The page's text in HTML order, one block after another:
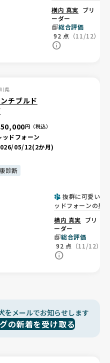
横内 真実 ブリ
ーダー
総合評価
92 点 （11/12）
県
チブルド
円（税込）
ッドフォーン
05/12(2か月)
診断
抜群に可愛いレ
ッドフォーンの男
横内 真実 ブリ
ーダー
総合評価
92 点 （11/12）
をメールでお知らせします
の新着を受け取る